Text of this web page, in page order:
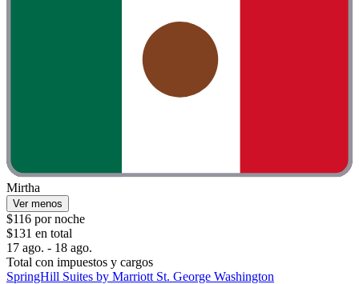
Mirtha
Ver menos
$116 por noche
$131 en total
17 ago. - 18 ago.
Total con impuestos y cargos
SpringHill Suites by Marriott St. George Washington